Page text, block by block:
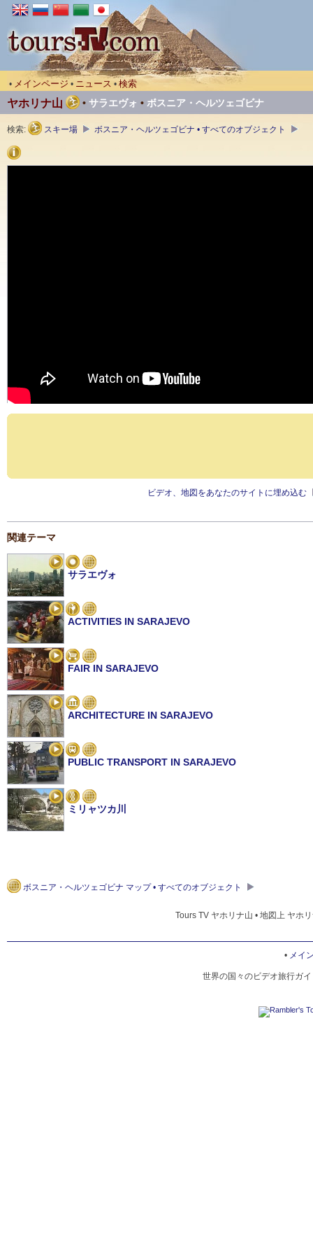
• メインページ • ニュース • 検索
ヤホリナ山 • サラエヴォ • ボスニア・ヘルツェゴビナ
検索: スキー場 ボスニア・ヘルツェゴビナ • すべてのオブジェクト
ビデオ、地図をあなたのサイトに埋め込む
関連テーマ
サラエヴォ
ACTIVITIES IN SARAJEVO
FAIR IN SARAJEVO
ARCHITECTURE IN SARAJEVO
PUBLIC TRANSPORT IN SARAJEVO
ミリャツカ川
ボスニア・ヘルツェゴビナ マップ • すべてのオブジェクト
Tours TV ヤホリナ山 • 地図上 ヤホ
• メイ
世界の国々のビデオ旅行ガ